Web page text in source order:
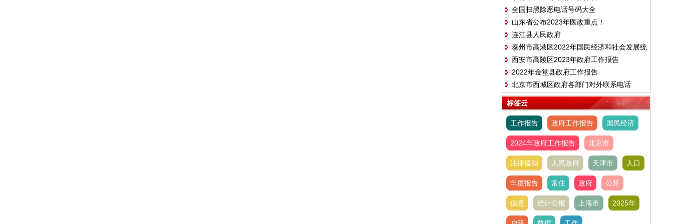
全国扫黑除恶电话号码大全
山东省公布2023年医改重点！
连江县人民政府
泰州市高港区2022年国民经济和社会发展统
计公报
西安市高陵区2023年政府工作报告
2022年金堂县政府工作报告
北京市西城区政府各部门对外联系电话
标签云
工作报告 政府工作报告 国民经济
2024年政府工作报告 北京市
法律援助 人民政府 天津市 人口
年度报告 常住 政府 公开
信息 统计公报 上海市 2025年